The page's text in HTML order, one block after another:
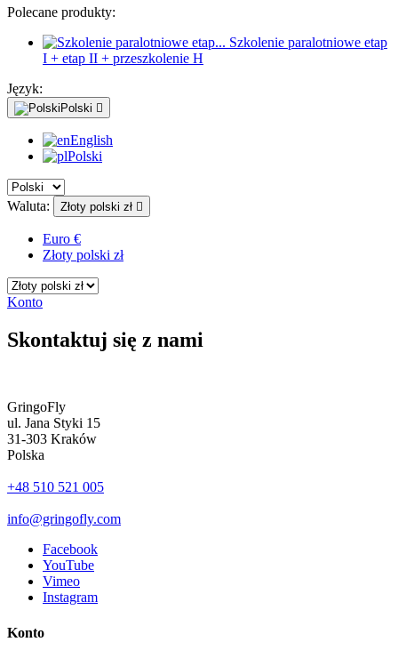
Polecane produkty:
Szkolenie paralotniowe etap
I + etap II + przeszkolenie H
Język:
Polski 
English
Polski
Waluta: Złoty polski zł 
Euro €
Złoty polski zł
Konto
Skontaktuj się z nami
GringoFly
ul. Jana Styki 15
31-303 Kraków
Polska
+48 510 521 005
info@gringofly.com
Facebook
YouTube
Vimeo
Instagram
Konto